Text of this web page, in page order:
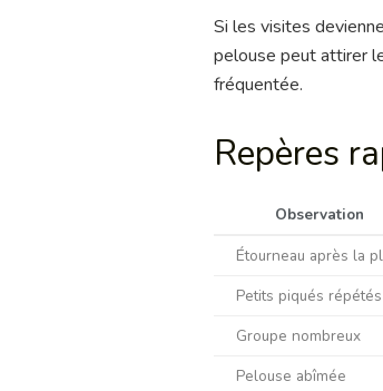
Si les visites
pelouse peut attirer
fréquentée.
Repères
Observation
Étourneau après la
Petits piqués répétés
Groupe nombreux
Pelouse abîmée